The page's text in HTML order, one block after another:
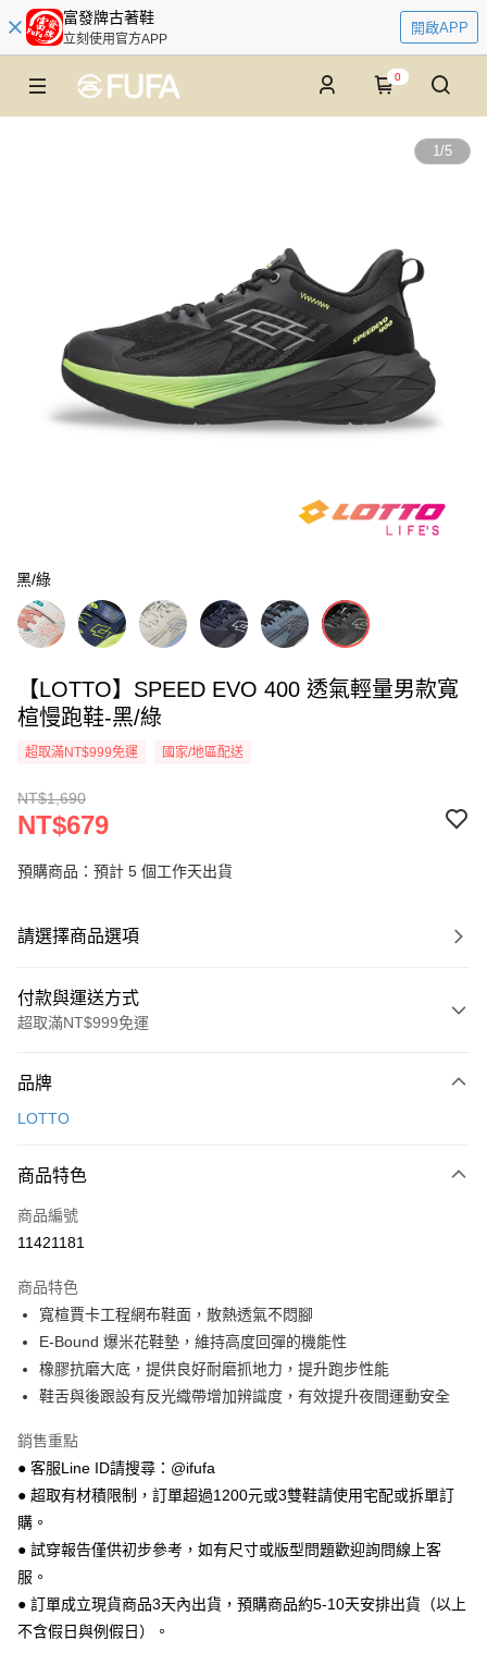
富發牌古著鞋
立刻使用官方APP
開啟APP
0
1/5
黑/綠
【LOTTO】SPEED EVO 400 透氣輕量男款寬
楦慢跑鞋-黑/綠
超取滿NT$999免運 國家/地區配送
NT$1,690
NT$679
預購商品：預計 5 個工作天出貨
請選擇商品選項
付款與運送方式
超取滿NT$999免運
信用卡一次付款
LINE Pay
Apple Pay
悠遊付
Google Pay
全盈+PAY
相關說明
【關於「AFTEE先享後付」】
AFTEE先享後付是「在收到商品之後才付款」的支付方式。 讓您購物簡單
１．簡單：不需註冊會員、不需綁卡、不需儲值。
２．便利：只要手機號碼，簡訊認證，即可結帳。
３．安心：先確認商品／服務後，再付款。
【「AFTEE先享後付」結帳流程】
１．於結帳方式選擇「AFTEE先享後付」後，將跳轉至「AFTEE先享後付」
ATM付款
運送方式
全家 取貨付款
每筆NT$70，滿NT$999(含以上)免運費
付款後 全家取貨
品牌
LOTTO
商品特色
商品編號
11421181
商品特色
寬楦賈卡工程網布鞋面，散熱透氣不悶腳
E-Bound 爆米花鞋墊，維持高度回彈的機能性
橡膠抗磨大底，提供良好耐磨抓地力，提升跑步性能
鞋舌與後跟設有反光織帶增加辨識度，有效提升夜間運動安全
銷售重點
● 客服Line ID請搜尋：@ifufa
● 超取有材積限制，訂單超過1200元或3雙鞋請使用宅配或拆單訂
購。
● 試穿報告僅供初步參考，如有尺寸或版型問題歡迎詢問線上客
服。
● 訂單成立現貨商品3天內出貨，預購商品約5-10天安排出貨（以上
不含假日與例假日）。